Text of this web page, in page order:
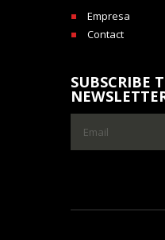
Empresa
Contact
SUBSCRIBE